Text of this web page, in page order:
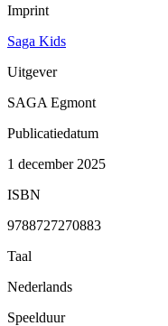
Imprint
Saga Kids
Uitgever
SAGA Egmont
Publicatiedatum
1 december 2025
ISBN
9788727270883
Taal
Nederlands
Speelduur